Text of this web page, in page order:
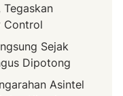
Tegaskan
Control
Sejak
Dipotong
Asintel